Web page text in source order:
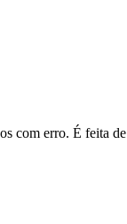
com erro. É feita